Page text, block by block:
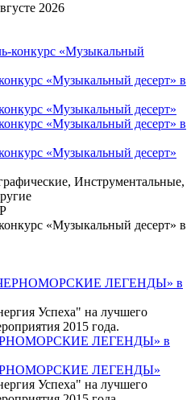
2026
«Музыкальный десерт» в
«Музыкальный десерт»
«Музыкальный десерт» в
«Музыкальный десерт»
, Инструментальные,
Р
«Музыкальный десерт» в
ЛЕГЕНДЫ» в
ЛЕГЕНДЫ»